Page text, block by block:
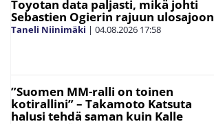
Toyotan data paljasti, mikä johti
Sebastien Ogierin rajuun ulosajoon
Taneli Niinimäki | 04.08.2026 17:58
”Suomen MM-ralli on toinen
kotirallini” – Takamoto Katsuta
halusi tehdä saman kuin Kalle